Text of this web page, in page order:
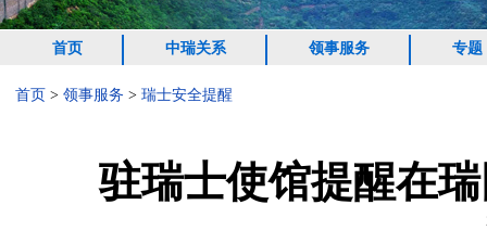
首页 中瑞关系 领事服务 专题
首页 > 领事服务 > 瑞士安全提醒
驻瑞士使馆提醒在